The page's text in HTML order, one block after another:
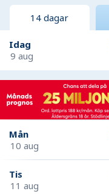
14 dagar
Idag
9 aug
Mån
10 aug
Tis
11 aug